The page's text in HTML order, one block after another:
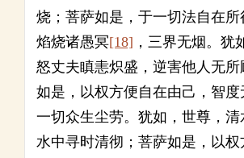
烧；菩萨如是，于一切法自在所
焰烧诸愚冥[18] ，三界无烟。犹
怒丈夫瞋恚炽盛，逆害他人无
如是，以权方便自在由己，智度
一切众生尘劳。犹如，世尊，清
水中寻时清彻；菩萨如是，以权